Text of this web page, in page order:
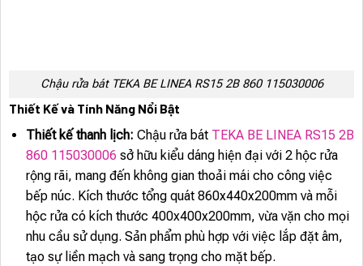
Chậu rửa bát TEKA BE LINEA RS15 2B 860 115030006
Thiết Kế và Tính Năng Nổi Bật
Thiết kế thanh lịch: Chậu rửa bát TEKA BE LINEA RS15 2B
860 115030006 sở hữu kiểu dáng hiện đại với 2 hộc rửa
rộng rãi, mang đến không gian thoải mái cho công việc
bếp núc. Kích thước tổng quát 860x440x200mm và mỗi
hộc rửa có kích thước 400x400x200mm, vừa vặn cho mọi
nhu cầu sử dụng. Sản phẩm phù hợp với việc lắp đặt âm,
tạo sự liền mạch và sang trọng cho mặt bếp.